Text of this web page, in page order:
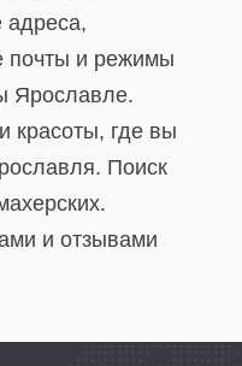
адреса,
почты и режимы
Ярославле.
красоты, где вы
Поиск
и отзывами